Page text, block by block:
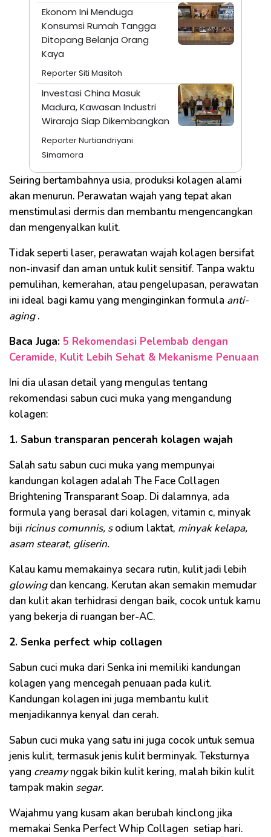
Ekonom Ini Menduga
Konsumsi Rumah Tangga
Ditopang Belanja Orang
Kaya
Reporter Siti Masitoh
Investasi China Masuk
Madura, Kawasan Industri
Wiraraja Siap Dikembangkan
Reporter Nurtiandriyani
Simamora
Seiring bertambahnya usia, produksi kolagen alami
akan menurun. Perawatan wajah yang tepat akan
menstimulasi dermis dan membantu mengencangkan
dan mengenyalkan kulit.
Tidak seperti laser, perawatan wajah kolagen bersifat
non-invasif dan aman untuk kulit sensitif. Tanpa waktu
pemulihan, kemerahan, atau pengelupasan, perawatan
ini ideal bagi kamu yang menginginkan formula anti-
aging.
Baca Juga: 5 Rekomendasi Pelembab dengan
Ceramide, Kulit Lebih Sehat & Mekanisme Penuaan
Ini dia ulasan detail yang mengulas tentang
rekomendasi sabun cuci muka yang mengandung
kolagen:
1. Sabun transparan pencerah kolagen wajah
Salah satu sabun cuci muka yang mempunyai
kandungan kolagen adalah The Face Collagen
Brightening Transparant Soap. Di dalamnya, ada
formula yang berasal dari kolagen, vitamin c, minyak
biji ricinus comunnis, sodium laktat, minyak kelapa,
asam stearat, gliserin.
Kalau kamu memakainya secara rutin, kulit jadi lebih
glowingdan kencang. Kerutan akan semakin memudar
dan kulit akan terhidrasi dengan baik, cocok untuk kamu
yang bekerja di ruangan ber-AC.
2. Senka perfect whip collagen
Sabun cuci muka dari Senka ini memiliki kandungan
kolagen yang mencegah penuaan pada kulit.
Kandungan kolagen ini juga membantu kulit
menjadikannya kenyal dan cerah.
Sabun cuci muka yang satu ini juga cocok untuk semua
jenis kulit, termasuk jenis kulit berminyak. Teksturnya
yang creamynggak bikin kulit kering, malah bikin kulit
tampak makin segar.
Wajahmu yang kusam akan berubah kinclong jika
memakai Senka Perfect Whip Collagen setiap hari.